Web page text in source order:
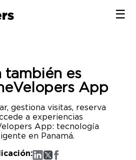
×
☰
también es
App
gestiona visitas, reserva
a experiencias
App: tecnología
en Panamá.